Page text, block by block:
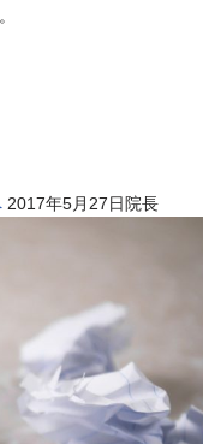
2017年5月27日院長